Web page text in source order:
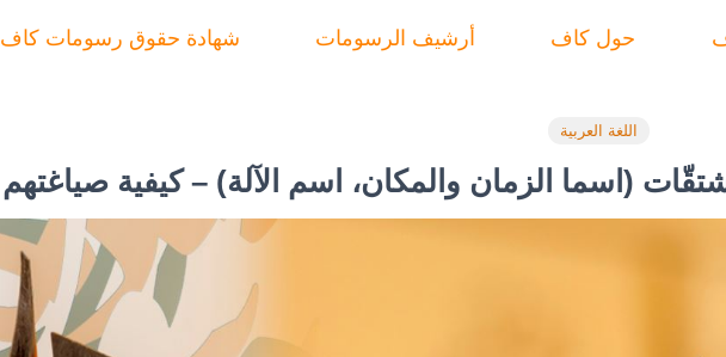
حول كاف أرشيف الرسومات شهادة حقوق رسومات كاف
اللغة العربية
(اسما الزمان والمكان، اسم الآلة) – كيفية صياغتهم